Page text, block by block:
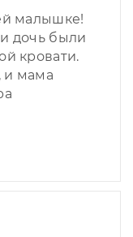
малышке!
дочь были
кровати.
и мама